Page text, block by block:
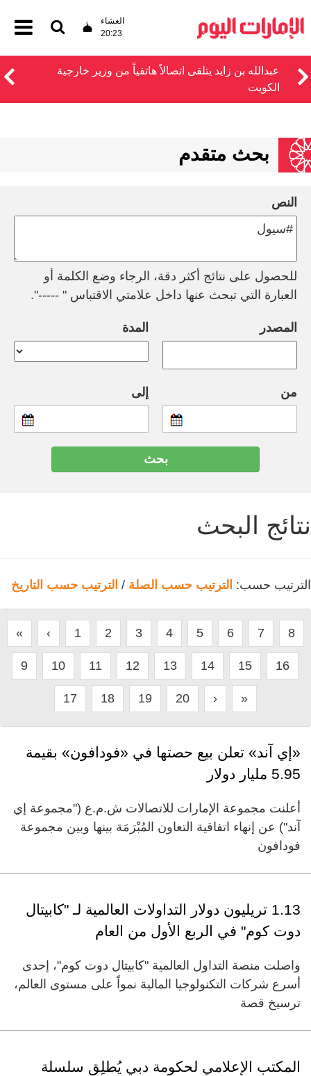
العشاء
20:23
عبدالله بن زايد يتلقى اتصالاً هاتفياً من وزير خارجية
الكويت
بحث متقدم
النص
للحصول على نتائج أكثر دقة، الرجاء وضع الكلمة أو
العبارة التي تبحث عنها داخل علامتي الاقتباس " -----".
المصدر المدة
من إلى
نتائج البحث
الترتيب حسب: الترتيب حسب الصلة / الترتيب حسب التاريخ
« ‹ 1 2 3 4 5 6 7 8
9 10 11 12 13 14 15 16
17 18 19 20 › »
«إي آند» تعلن بيع حصتها في «فودافون» بقيمة
5.95 مليار دولار
أعلنت مجموعة الإمارات للاتصالات ش.م.ع ("مجموعة إي
آند") عن إنهاء اتفاقية التعاون المُبْرَمَة بينها وبين مجموعة
فودافون
1.13 تريليون دولار التداولات العالمية لـ "كابيتال
دوت كوم" في الربع الأول من العام
واصلت منصة التداول العالمية "كابيتال دوت كوم"، إحدى
أسرع شركات التكنولوجيا المالية نمواً على مستوى العالم،
ترسيخ قصة
المكتب الإعلامي لحكومة دبي يُطلِق سلسلة